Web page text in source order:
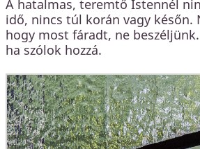
A hatalmas, teremtő Istennél
idő, nincs túl korán vagy későn.
hogy most fáradt, ne
ha szólok hozzá.